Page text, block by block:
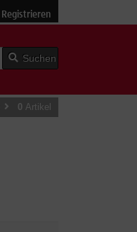
Registrieren
Suchen
0 Artikel